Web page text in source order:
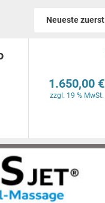
Neueste zuerst
1.650,00 €
zzgl. 19 % MwSt.